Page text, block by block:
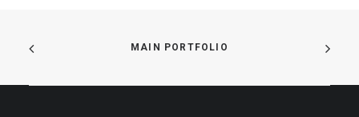
MAIN PORTFOLIO